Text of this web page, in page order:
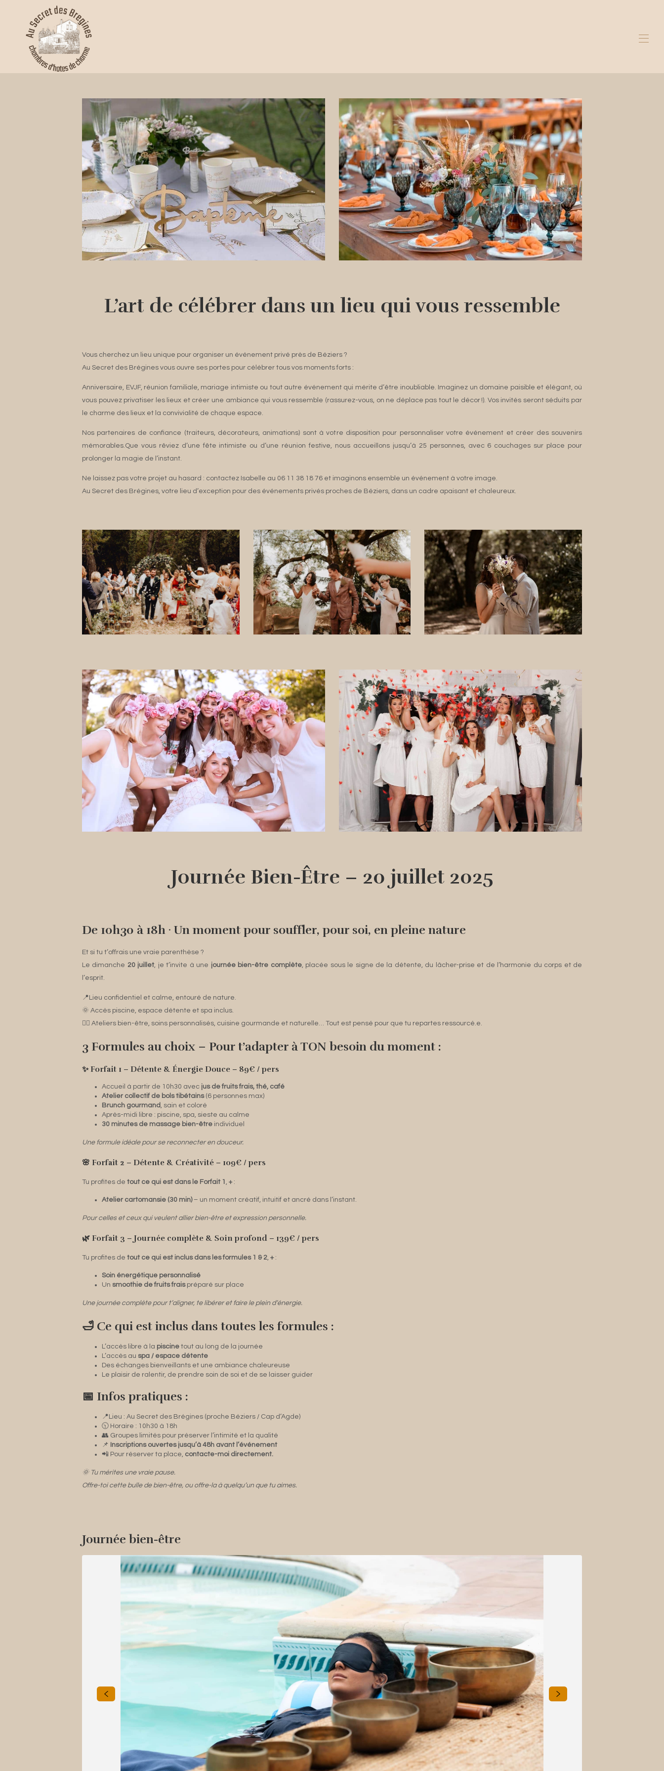
Creëren, vieren, opladen
Wat te doen in Béziers en omgeving?
Alle eigenschappen ▾
Neem contact met ons op
L’art de célébrer dans un lieu qui vous ressemble
Vous cherchez un lieu unique pour organiser un événement privé près de Béziers ?
Au Secret des Brégines vous ouvre ses portes pour célébrer tous vos moments forts :
Anniversaire, EVJF, réunion familiale, mariage intimiste ou tout autre événement qui mérite d’être inoubliable. Imaginez un domaine paisible et élégant, où
vous pouvez privatiser les lieux et créer une ambiance qui vous ressemble (rassurez-vous, on ne déplace pas tout le décor !). Vos invités seront séduits par
le charme des lieux et la convivialité de chaque espace.
Nos partenaires de confiance (traiteurs, décorateurs, animations) sont à votre disposition pour personnaliser votre événement et créer des souvenirs
mémorables.Que vous rêviez d’une fête intimiste ou d’une réunion festive, nous accueillons jusqu’à 25 personnes, avec 6 couchages sur place pour
prolonger la magie de l’instant.
Ne laissez pas votre projet au hasard : contactez Isabelle au 06 11 38 18 76 et imaginons ensemble un événement à votre image.
Au Secret des Brégines, votre lieu d’exception pour des événements privés proches de Béziers, dans un cadre apaisant et chaleureux.
Journée Bien-Être – 20 juillet 2025
De 10h30 à 18h · Un moment pour souffler, pour soi, en pleine nature
Et si tu t’offrais une vraie parenthèse ?
Le dimanche 20 juillet, je t’invite à une journée bien-être complète, placée sous le signe de la détente, du lâcher-prise et de l’harmonie du corps et de
l’esprit.
📍Lieu confidentiel et calme, entouré de nature.
🌞 Accès piscine, espace détente et spa inclus.
🧘‍♀️ Ateliers bien-être, soins personnalisés, cuisine gourmande et naturelle… Tout est pensé pour que tu repartes ressourcé.e.
3 Formules au choix – Pour t’adapter à TON besoin du moment :
✨ Forfait 1 – Détente & Énergie Douce – 89€ / pers
Accueil à partir de 10h30 avec jus de fruits frais, thé, café
Atelier collectif de bols tibétains(6 personnes max)
Brunch gourmand , sain et coloré
Après-midi libre : piscine, spa, sieste au calme
30 minutes de massage bien-être individuel
Une formule idéale pour se reconnecter en douceur.
🌸 Forfait 2 – Détente & Créativité – 109€ / pers
Tu profites de tout ce qui est dans le Forfait 1 , +:
Atelier cartomansie (30 min)– un moment créatif, intuitif et ancré dans l’instant.
Pour celles et ceux qui veulent allier bien-être et expression personnelle.
🌿 Forfait 3 – Journée complète & Soin profond – 139€ / pers
Tu profites de tout ce qui est inclus dans les formules 1 & 2, +:
Soin énergétique personnalisé
Un smoothie de fruits fraispréparé sur place
Une journée complète pour t’aligner, te libérer et faire le plein d’énergie.
🛁 Ce qui est inclus dans toutes les formules :
L’accès libre à la piscine tout au long de la journée
L’accès au spa / espace détente
Des échanges bienveillants et une ambiance chaleureuse
Le plaisir de ralentir, de prendre soin de soi et de se laisser guider
📅 Infos pratiques :
📍Lieu : Au Secret des Brégines (proche Béziers / Cap d’Agde)
🕥 Horaire : 10h30 à 18h
👥 Groupes limités pour préserver l’intimité et la qualité
📌 Inscriptions ouvertes jusqu’à 48h avant l’événement
📲 Pour réserver ta place, contacte-moi directement.
🌞 Tu mérites une vraie pause.
Offre-toi cette bulle de bien-être, ou offre-la à quelqu’un que tu aimes.
Journée bien-être